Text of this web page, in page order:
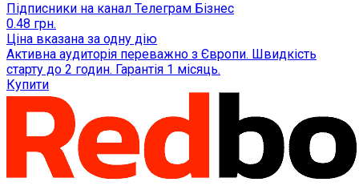
Підписники на канал Телеграм Бізнес
0.48 грн.
Ціна вказана за одну дію
Активна аудиторія переважно з Європи. Швидкість
старту до 2 годин. Гарантія 1 місяць.
Купити